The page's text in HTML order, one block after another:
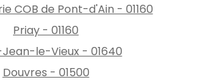
COB de Pont-d'Ain - 01160
Priay - 01160
le-Vieux - 01640
Douvres - 01500